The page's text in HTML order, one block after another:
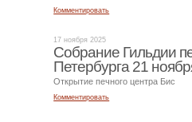
Комментировать
17 ноября 2025
Собрание Гильдии
Петербурга 21
Открытие печного центра Бис
Комментировать